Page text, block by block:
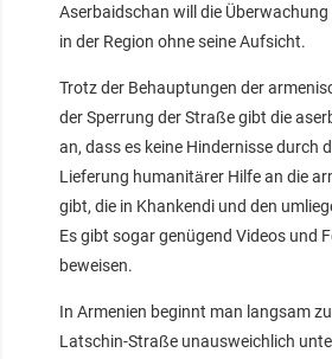
Aserbaidschan will die Überwachung
in der Region ohne seine Aufsicht.
Trotz der Behauptungen der
der Sperrung der Straße gibt die
an, dass es keine Hindernisse durch
Lieferung humanitärer Hilfe an die
gibt, die in Khankendi und den
Es gibt sogar genügend Videos und
beweisen.
In Armenien beginnt man langsam
Latschin-Straße unausweichlich